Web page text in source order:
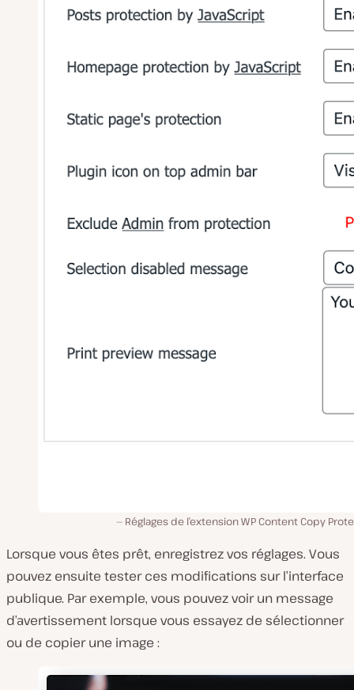
Réglages de l’extension WP Content Copy
Lorsque vous êtes prêt, enregistrez vos réglages. Vous
pouvez ensuite tester ces modifications sur l’interface
publique. Par exemple, vous pouvez voir un message
d’avertissement lorsque vous essayez de sélectionner
ou de copier une image :